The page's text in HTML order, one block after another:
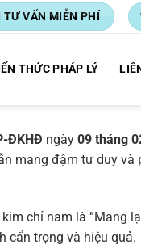
TƯ VẤN MIỄN PHÍ
THỨC PHÁP LÝ
ĐKHĐ ngày 09 tháng
mang đậm tư duy và
chỉ nam là “Mang
cẩn trọng và hiệu quả.